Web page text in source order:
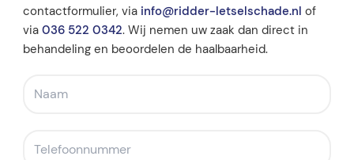
contactformulier, via info@ridder-letselschade.nl of
via 036 522 0342. Wij nemen uw zaak dan direct in
behandeling en beoordelen de haalbaarheid.